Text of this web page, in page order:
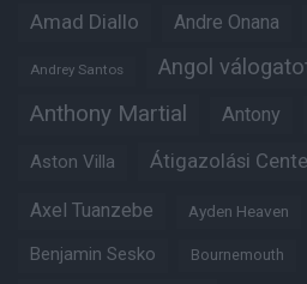
Amad Diallo Andre Onana
Andrey Santos Angol
Anthony Martial Antony
Aston Villa Átigazolási
Axel Tuanzebe Ayden Heaven
Benjamin Sesko Bournemouth